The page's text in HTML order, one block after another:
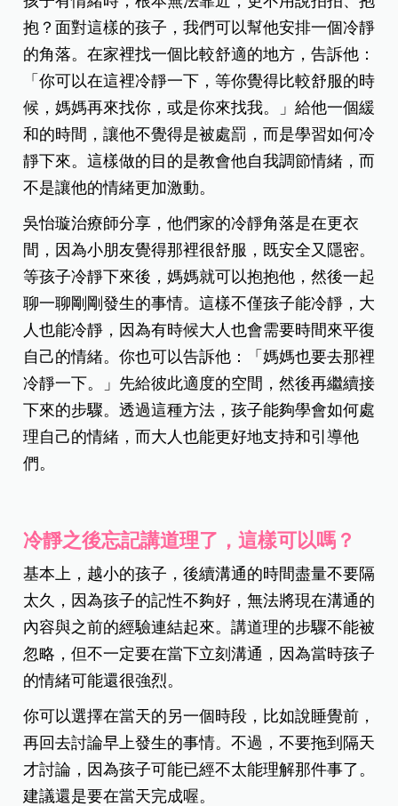
抱？面對這樣的孩子，我們可以幫他安排一個冷靜
的角落。在家裡找一個比較舒適的地方，告訴他：
「你可以在這裡冷靜一下，等你覺得比較舒服的時
候，媽媽再來找你，或是你來找我。」給他一個緩
和的時間，讓他不覺得是被處罰，而是學習如何冷
靜下來。這樣做的目的是教會他自我調節情緒，而
不是讓他的情緒更加激動。
吳怡璇治療師分享，他們家的冷靜角落是在更衣
間，因為小朋友覺得那裡很舒服，既安全又隱密。
等孩子冷靜下來後，媽媽就可以抱抱他，然後一起
聊一聊剛剛發生的事情。這樣不僅孩子能冷靜，大
人也能冷靜，因為有時候大人也會需要時間來平復
自己的情緒。你也可以告訴他：「媽媽也要去那裡
冷靜一下。」先給彼此適度的空間，然後再繼續接
下來的步驟。透過這種方法，孩子能夠學會如何處
理自己的情緒，而大人也能更好地支持和引導他
們。
冷靜之後忘記講道理了，這樣可以嗎？
基本上，越小的孩子，後續溝通的時間盡量不要隔
太久，因為孩子的記性不夠好，無法將現在溝通的
內容與之前的經驗連結起來。講道理的步驟不能被
忽略，但不一定要在當下立刻溝通，因為當時孩子
的情緒可能還很強烈。
你可以選擇在當天的另一個時段，比如說睡覺前，
再回去討論早上發生的事情。不過，不要拖到隔天
才討論，因為孩子可能已經不太能理解那件事了。
建議還是要在當天完成喔。